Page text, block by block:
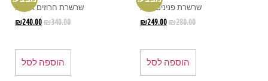
שרשרת פנינים נוצה
₪280.00
₪249.00
הוספה לסל
שרשרת חרוזים ארוכה
₪340.00
₪240.00
הוספה לסל